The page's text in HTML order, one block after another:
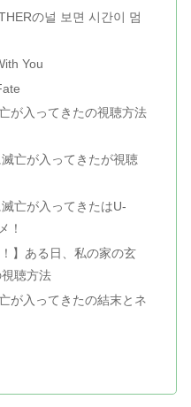
の널 보면 시간이 멈
You
が入ってきたの視聴方法
亡が入ってきたが視聴
亡が入ってきたはU-
！
】ある日、私の家の玄
聴方法
が入ってきたの結末とネ